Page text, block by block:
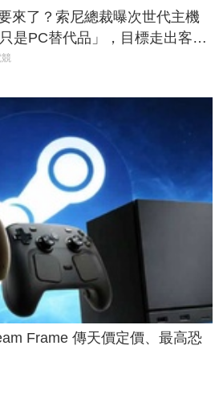
來了？索尼總裁曝次世代主機
只是PC替代品」，目標走出客
軍電競桌面
Frame 傳天價定價、最高恐